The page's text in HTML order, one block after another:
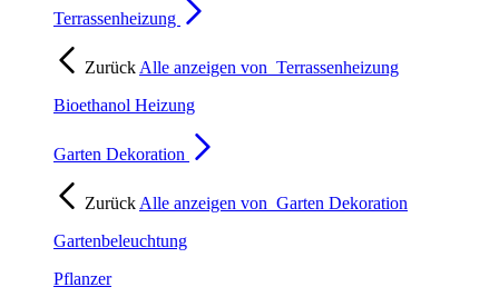
Terrassenheizung
Zurück Alle anzeigen von Terrassenheizung
Bioethanol Heizung
Garten Dekoration
Zurück Alle anzeigen von Garten Dekoration
Gartenbeleuchtung
Pflanzer